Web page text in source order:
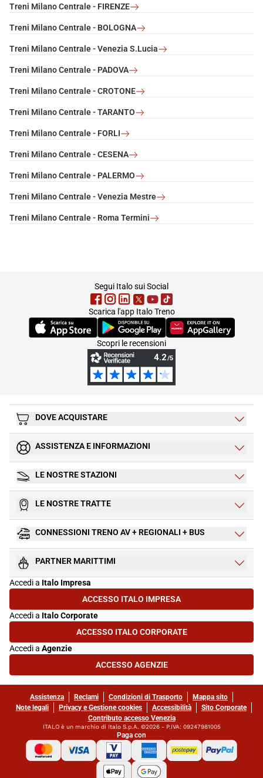
Treni Milano Centrale - FIRENZE
Treni Milano Centrale - BOLOGNA
Treni Milano Centrale - Venezia S.Lucia
Treni Milano Centrale - PADOVA
Treni Milano Centrale - CROTONE
Treni Milano Centrale - TARANTO
Treni Milano Centrale - FORLI
Treni Milano Centrale - CESENA
Treni Milano Centrale - PALERMO
Treni Milano Centrale - Venezia Mestre
Treni Milano Centrale - Roma Termini
Segui Italo sui Social
Scarica l'app Italo Treno
(Si apre in una nuova scheda)(Si apre in una nuova scheda)
(Si apre in una nuova
Scopri le recensioni
DOVE ACQUISTARE
ASSISTENZA E INFORMAZIONI
LE NOSTRE STAZIONI
LE NOSTRE TRATTE
CONNESSIONI TRENO AV + REGIONALI + BUS
PARTNER MARITTIMI
Accedi a Italo Impresa
ACCESSO ITALO IMPRESA(SI APRE IN UNA NUOVA SCHEDA)
Accedi a Italo Corporate
ACCESSO ITALO CORPORATE(SI APRE IN UNA NUOVA SCHEDA)
Accedi a Agenzie
ACCESSO AGENZIE(SI APRE IN UNA NUOVA SCHEDA)
Assistenza Reclami Condizioni di Trasporto
Mappa sito
Note legali
Privacy e Gestione cookies Accessibilità
Sito Corporate
Contributo accesso Venezia
ITALO è un marchio di Italo S.p.A. ©2026 - P.IVA: 09247981005
Paga con